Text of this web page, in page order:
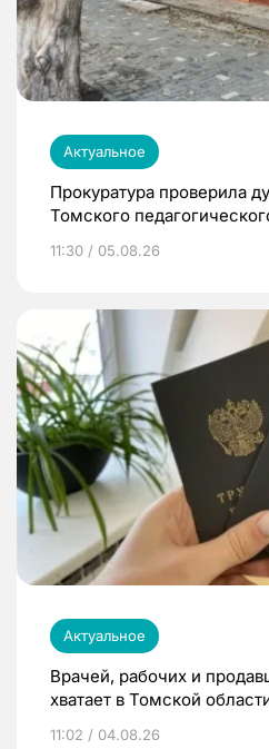
Актуальное
Прокуратура проверила
Томского
11:30 / 05.08.26
Актуальное
Врачей, рабочих и
хватает в Томской
11:02 / 04.08.26